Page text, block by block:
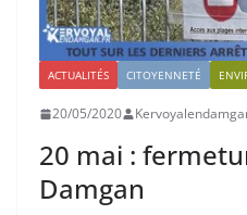
ACTUALITÉS CITOYENNETÉ
20/05/2020
20 mai :
Damgan